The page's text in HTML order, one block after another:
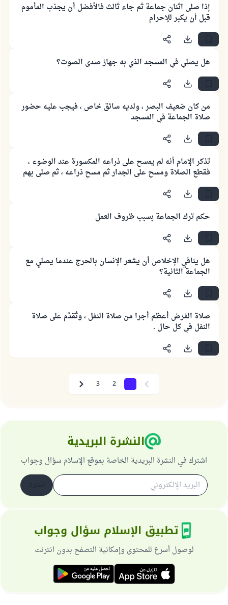
إذا صلى اثنان جماعة ثم جاء ثالث فالأفضل أن يجذب المأموم
قبل أن يكبر للإحرام
هل يصلي في المسجد الذي به جهاز صدى الصوت؟
من كان ضعيف البصر ، ولديه سائق خاص ، فيجب عليه حضور
صلاة الجماعة في المسجد
تذكر الإمام أنه لم يمسح على ذراعه المكسورة عند الوضوء ،
فقطع الصلاة ومسح على الجدار ثم مسح ذراعه ، ثم صلى بهم
حكم ترك الجماعة بسبب ظروف العمل
هل ينافي الإخلاص أن يشعر الإنسان بالحرج عندما يصلي مع
الجماعة الثانية؟
صلاة الفرض أعظم أجرا من صلاة النفل ، وتُقدَّم على صلاة
النفل في كل حال .
Previous
2
3
Next
النشرة البريدية
اشترك في النشرة البريدية الخاصة بموقع الإسلام سؤال وجواب
تطبيق الإسلام سؤال وجواب
لوصول أسرع للمحتوى وإمكانية التصفح بدون انترنت